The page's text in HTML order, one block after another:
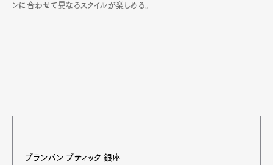
ンに合わせて異なるスタイルが楽しめる。
ブランパン ブティック 銀座